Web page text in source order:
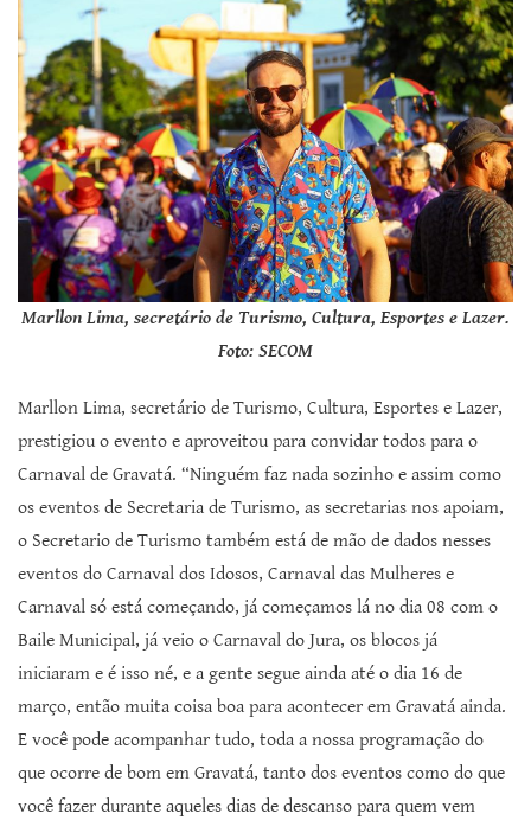
Marllon Lima, secretário de Turismo, Cultura, Esportes e Lazer.
Foto: SECOM
Marllon Lima, secretário de Turismo, Cultura, Esportes e Lazer,
prestigiou o evento e aproveitou para convidar todos para o
Carnaval de Gravatá. “Ninguém faz nada sozinho e assim como
os eventos de Secretaria de Turismo, as secretarias nos apoiam,
o Secretario de Turismo também está de mão de dados nesses
eventos do Carnaval dos Idosos, Carnaval das Mulheres e
Carnaval só está começando, já começamos lá no dia 08 com o
Baile Municipal, já veio o Carnaval do Jura, os blocos já
iniciaram e é isso né, e a gente segue ainda até o dia 16 de
março, então muita coisa boa para acontecer em Gravatá ainda.
E você pode acompanhar tudo, toda a nossa programação do
que ocorre de bom em Gravatá, tanto dos eventos como do que
você fazer durante aqueles dias de descanso para quem vem